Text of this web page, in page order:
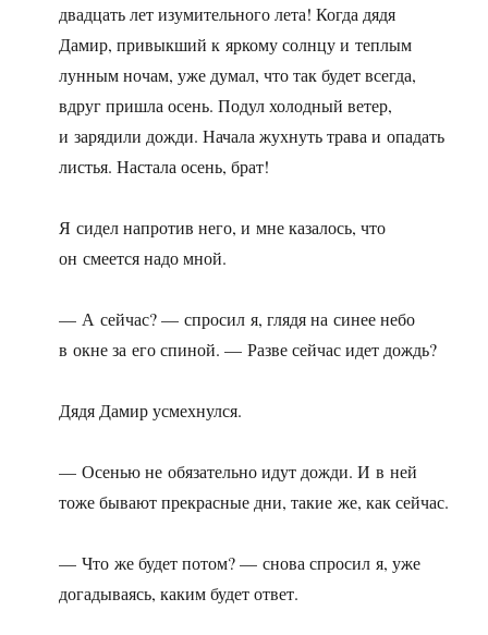
двадцать лет изумительного лета! Когда дядя
Дамир, привыкший к яркому солнцу и теплым
лунным ночам, уже думал, что так будет всегда,
вдруг пришла осень. Подул холодный ветер,
и зарядили дожди. Начала жухнуть трава и опадать
листья. Настала осень, брат!
Я сидел напротив него, и мне казалось, что
он смеется надо мной.
— А сейчас? — спросил я, глядя на синее небо
в окне за его спиной. — Разве сейчас идет дождь?
Дядя Дамир усмехнулся.
— Осенью не обязательно идут дожди. И в ней
тоже бывают прекрасные дни, такие же, как сейчас.
— Что же будет потом? — снова спросил я, уже
догадываясь, каким будет ответ.